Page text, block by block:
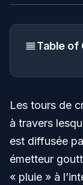
Table of
Les tours de
à travers
est diffusée
émetteur
« pluie » à